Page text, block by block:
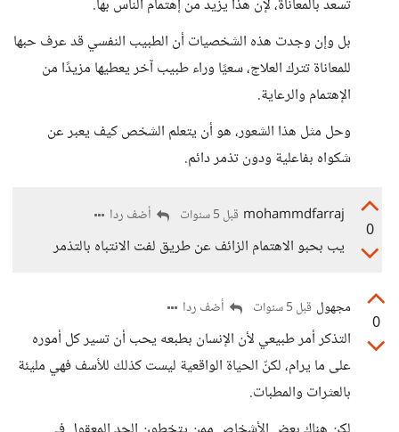
تسعد بالمعاناة، لإن هذا يزيد من إهتمام الناس بها.
بل وإن وجدت هذه الشخصيات أن الطبيب النفسي قد عرف حبها
للمعاناة تترك العلاج، سعيًا وراء طبيب آخر يعطيها مزيدًا من
الإهتمام والرعاية.
وحل مثل هذا الشعور، هو أن يتعلم الشخص كيف يعبر عن
شكواه بفاعلية ودون تذمر دائم.
0
mohammdfarraj قبل 5 سنوات أضف ردا
يب بحبو الاهتمام الزائف عن طريق لفت الانتباه بالتذمر
0
مجهول قبل 5 سنوات أضف ردا
التذكر أمر طبيعي لأن الإنسان بطبعه يحب أن تسير كل أموره
على ما يرام، لكنّ الحياة الواقعية ليست كذلك للأسف فهي مليئة
بالعثرات والمطبات.